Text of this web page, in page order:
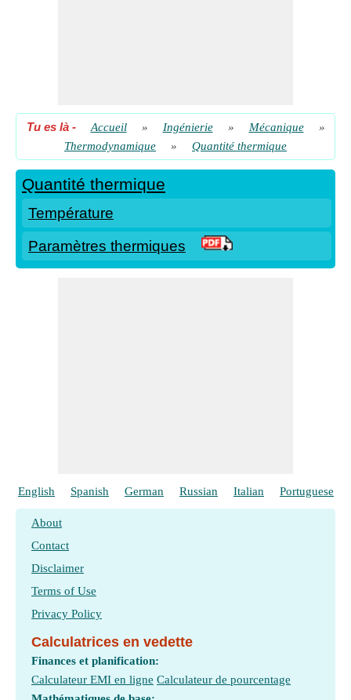
Tu es là- Accueil » Ingénierie » Mécanique
»
Thermodynamique
» Quantité thermique
Quantité thermique
Température
Paramètres thermiques
English Spanish German Russian Italian Portuguese
About
Contact
Disclaimer
Terms of Use
Privacy Policy
Calculatrices en vedette
Finances et planification:
Calculateur EMI en ligne Calculateur de pourcentage